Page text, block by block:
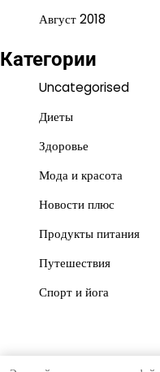
Август 2018
Категории
Uncategorised
Диеты
Здоровье
Мода и красота
Новости плюс
Продукты питания
Путешествия
Спорт и йога